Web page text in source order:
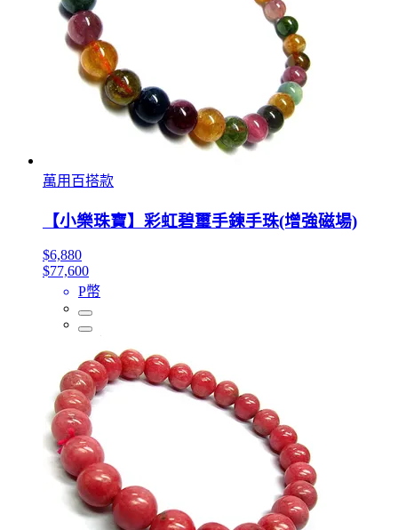
萬用百搭款
【小樂珠寶】彩虹碧璽手鍊手珠(增強磁場)
$6,880
$77,600
P幣